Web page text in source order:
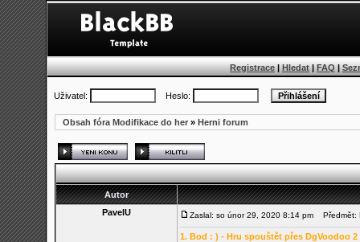
Registrace|Hledat|FAQ|
Uživatel: Heslo:
Obsah fóra Modifikace do her» Herni forum
Autor
PavelU
Zaslal: so únor 29, 2020 8:14 pm Předmět:
1. Bod : ) - Hru spouštět přes DgVoodoo 2